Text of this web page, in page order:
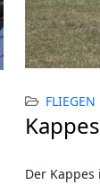
FLIEGEN
Der